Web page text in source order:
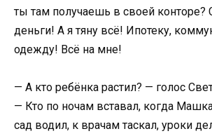
ты там получаешь в своей
деньги! А я тяну всё! Ипотеку,
одежду! Всё на мне!
— А кто ребёнка растил? — голос
— Кто по ночам вставал, когда
сад водил, к врачам таскал, уроки